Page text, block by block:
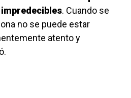
. Cuando se
no se puede estar
atento y